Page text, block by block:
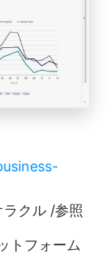
ラクル /参照
トフォーム